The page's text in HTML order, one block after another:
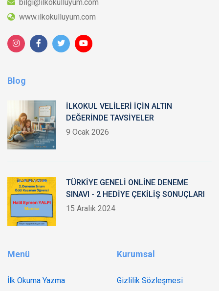
bilgi@ilkokulluyum.com
www.ilkokulluyum.com
Blog
İLKOKUL VELİLERİ İÇİN ALTIN
DEĞERİNDE TAVSİYELER
9 Ocak 2026
TÜRKİYE GENELİ ONLİNE DENEME
SINAVI - 2 HEDİYE ÇEKİLİŞ SONUÇLARI
15 Aralık 2024
Menü
İlk Okuma Yazma
Kurumsal
Gizlilik Sözleşmesi